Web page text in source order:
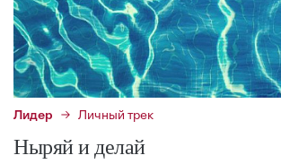
Лидер Личный трек
Ныряй и делай